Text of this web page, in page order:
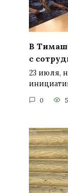
В
с
23 июля,
0